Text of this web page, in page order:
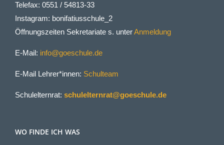
Telefax: 0551 / 54813-33
Instagram: bonifatiusschule_2
Öffnungszeiten Sekretariate s. unterAnmeldung
E-Mail: info@goeschule.de
E-Mail Lehrer*innen: Schulteam
Schulelternrat: schulelternrat@goeschule.de
WO FINDE ICH WAS